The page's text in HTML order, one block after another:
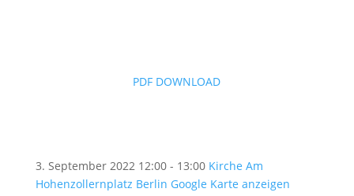
PDF DOWNLOAD
3. September 2022 12:00 - 13:00 Kirche Am
Hohenzollernplatz Berlin Google Karte anzeigen